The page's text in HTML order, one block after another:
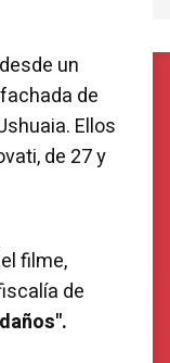
un
de
Ellos
de 27 y
filme,
de